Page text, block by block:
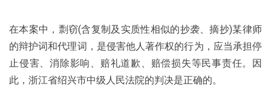
在本案中，剽窃(含复制及实质性相似的抄袭、摘抄)某律师
的辩护词和代理词，是侵害他人著作权的行为，应当承担停
止侵害、消除影响、赔礼道歉、赔偿损失等民事责任。因
此，浙江省绍兴市中级人民法院的判决是正确的。